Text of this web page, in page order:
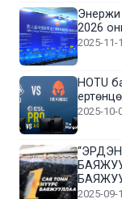
Энержи
2026
2025-11-
HOTU
2025-10-
2025-09-